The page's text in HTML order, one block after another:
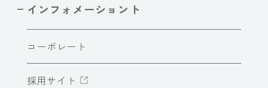
インフォメーショント
コーポレート
採用サイト